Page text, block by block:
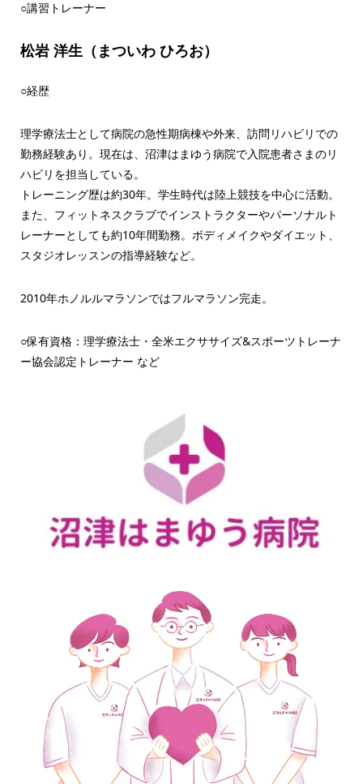
○講習トレーナー
松岩 洋生（まついわ ひろお）
○経歴
理学療法士として病院の急性期病棟や外来、訪問リハビリでの
勤務経験あり。現在は、沼津はまゆう病院で入院患者さまのリ
ハビリを担当している。
トレーニング歴は約30年。学生時代は陸上競技を中心に活動。
また、フィットネスクラブでインストラクターやパーソナルト
レーナーとしても約10年間勤務。ボディメイクやダイエット、
スタジオレッスンの指導経験など。
2010年ホノルルマラソンではフルマラソン完走。
○保有資格：理学療法士・全米エクササイズ&スポーツトレーナ
ー協会認定トレーナー など